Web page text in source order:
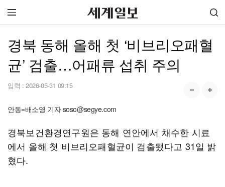
경북 동해 올해 첫 ‘비브리오패혈
균’ 검출…어패류 섭취 주의
입력 : 2026-05-31 09:15
안동=배소영 기자 soso@segye.com
경북보건환경연구원은 동해 연안에서 채수한 시료
에서 올해 첫 비브리오패혈균이 검출됐다고 31일 밝
혔다.